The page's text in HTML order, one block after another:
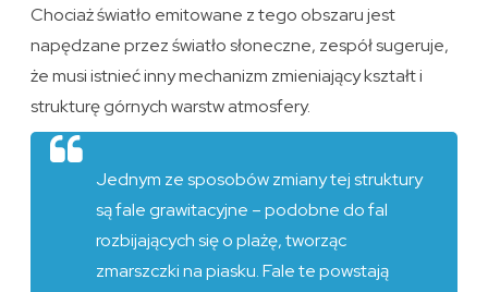
Chociaż światło emitowane z tego obszaru jest
napędzane przez światło słoneczne, zespół sugeruje,
że musi istnieć inny mechanizm zmieniający kształt i
strukturę górnych warstw atmosfery.
Jednym ze sposobów zmiany tej struktury
są fale grawitacyjne – podobne do fal
rozbijających się o plażę, tworząc
zmarszczki na piasku. Fale te powstają